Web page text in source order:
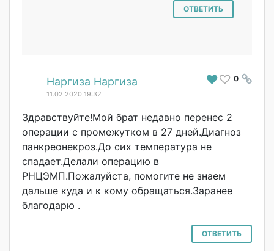
ОТВЕТИТЬ
# 0
Наргиза Наргиза
11.02.2020 19:32
Здравствуйте!Мой брат недавно перенес 2
операции с промежутком в 27 дней.Диагноз
панкреонекроз.До сих температура не
спадает.Делали операцию в
РНЦЭМП.Пожалуйста, помогите не знаем
дальше куда и к кому обращаться.Заранее
благодарю .
ОТВЕТИТЬ